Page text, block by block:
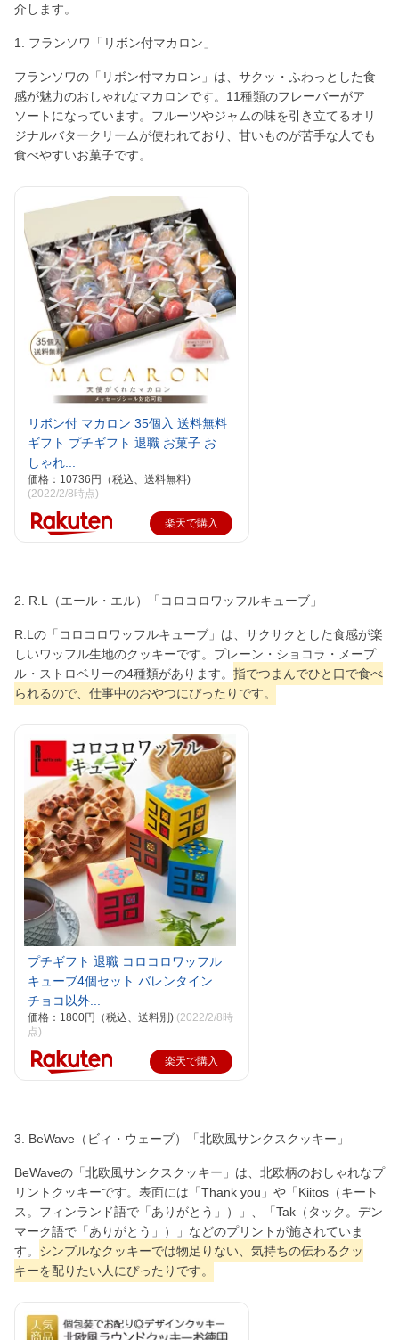
介します。
1. フランソワ「リボン付マカロン」
フランソワの「リボン付マカロン」は、サクッ・ふわっとした食
感が魅力のおしゃれなマカロンです。11種類のフレーバーがア
ソートになっています。フルーツやジャムの味を引き立てるオリ
ジナルバタークリームが使われており、甘いものが苦手な人でも
食べやすいお菓子です。
リボン付 マカロン 35個入 送料無料
ギフト プチギフト 退職 お菓子 お
しゃれ...
価格：10736円（税込、送料無料)
(2022/2/8時点)
楽天で購入
2. R.L（エール・エル）「コロコロワッフルキューブ」
R.Lの「コロコロワッフルキューブ」は、サクサクとした食感が楽
しいワッフル生地のクッキーです。プレーン・ショコラ・メープ
ル・ストロベリーの4種類があります。 指でつまんでひと口で食べ
られるので、仕事中のおやつにぴったりです。
プチギフト 退職 コロコロワッフル
キューブ4個セット バレンタイン
チョコ以外...
価格：1800円（税込、送料別) (2022/2/8時
点)
楽天で購入
3. BeWave（ビィ・ウェーブ）「北欧風サンクスクッキー」
BeWaveの「北欧風サンクスクッキー」は、北欧柄のおしゃれなプ
リントクッキーです。表面には「Thank you」や「Kiitos（キート
ス。フィンランド語で「ありがとう」）」、「Tak（タック。デン
マーク語で「ありがとう」）」などのプリントが施されていま
す。 シンプルなクッキーでは物足りない、気持ちの伝わるクッ
キーを配りたい人にぴったりです。